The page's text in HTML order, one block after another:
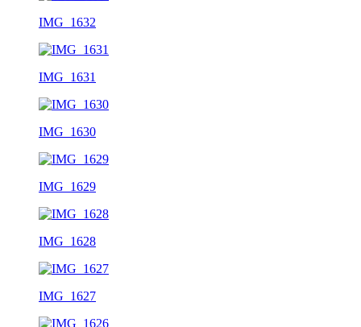
IMG_1632
IMG_1631
IMG_1630
IMG_1629
IMG_1628
IMG_1627